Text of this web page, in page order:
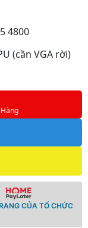
4800
(cần VGA rời)
CỦA TỔ CHỨC